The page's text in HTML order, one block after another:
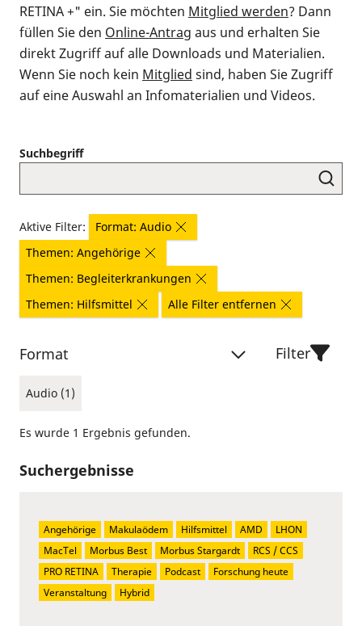
RETINA +" ein. Sie möchten Mitglied werden? Dann
füllen Sie den Online-Antrag aus und erhalten Sie
direkt Zugriff auf alle Downloads und Materialien.
Wenn Sie noch kein Mitglied sind, haben Sie Zugriff
auf eine Auswahl an Infomaterialien und Videos.
Suchbegriff
Aktive Filter:
Format: Audio
Themen: Angehörige
Themen: Begleiterkrankungen
Themen: Hilfsmittel
Alle Filter entfernen
Format
Audio (1)
Filter
Es wurde 1 Ergebnis gefunden.
Suchergebnisse
Angehörige Makulaödem Hilfsmittel AMD
LHON
MacTel
Morbus Best Morbus Stargardt
RCS / CCS
PRO RETINA
Therapie Podcast
Forschung heute
Veranstaltung
Hybrid